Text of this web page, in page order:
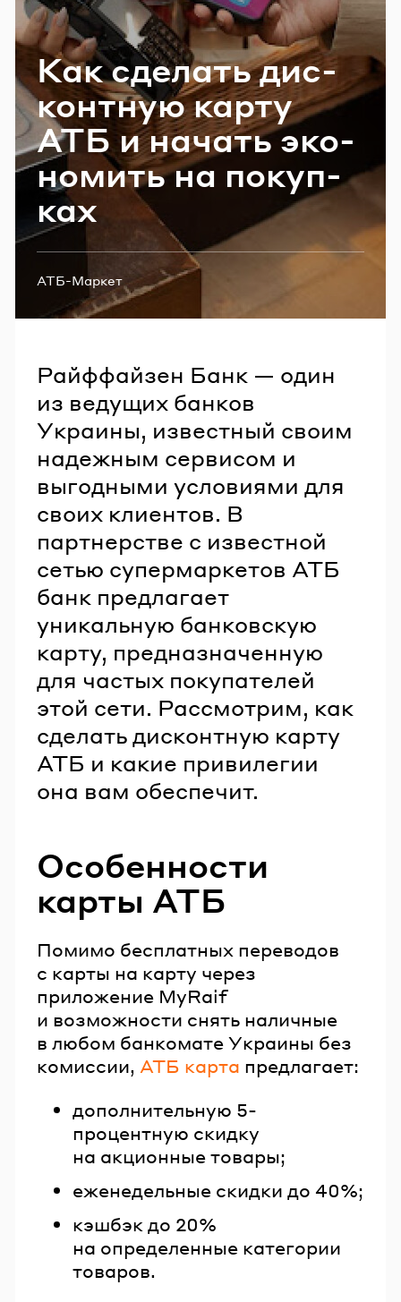
Как сде­лать дис­
конт­ную карту
АТБ и на­чать эко­
но­мить на по­куп­
ках
Теги:
АТБ-Маркет
Райффайзен Банк — один
из ведущих банков
Украины, известный своим
надежным сервисом и
выгодными условиями для
своих клиентов. В
партнерстве с известной
сетью супермаркетов АТБ
банк предлагает
уникальную банковскую
карту, предназначенную
для частых покупателей
этой сети. Рассмотрим, как
сделать дисконтную карту
АТБ и какие привилегии
она вам обеспечит.
Особенности
карты АТБ
Помимо бесплатных переводов
с карты на карту через
приложение MyRaif
и возможности снять наличные
в любом банкомате Украины без
комиссии, АТБ карта предлагает:
дополнительную 5-
процентную скидку
на акционные товары;
еженедельные скидки до 40%;
кэшбэк до 20%
на определенные категории
товаров.
Email
Пароль
Забыли пароль?